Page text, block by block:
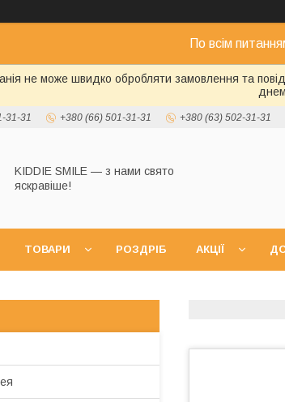
По всім
не може швидко обробляти замовлення та
31-31 +380 (66) 501-31-31 +380 (63) 502-31-31
KIDDIE SMILE — з нами свято
яскравіше!
ТОВАРИ РОЗДРІБ АКЦІЇ